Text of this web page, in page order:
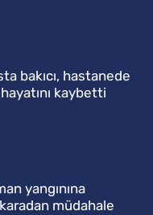
bakıcı, hastanede
kaybetti
yangınına
müdahale